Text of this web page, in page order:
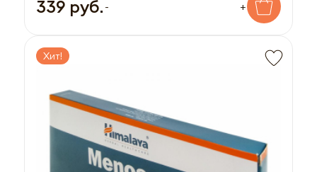
339 руб. - +
Хит!